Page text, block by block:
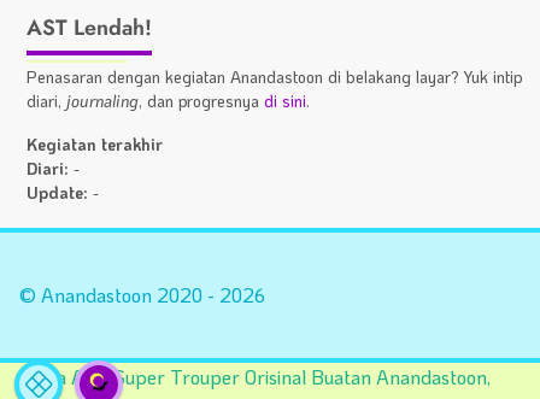
AST Lendah!
Penasaran dengan kegiatan Anandastoon di belakang layar? Yuk intip
diari, journaling, dan progresnyadi sini.
Kegiatan terakhir
Diari:-
Update:-
Statistik
© Anandastoon 2020 - 2026
Tema AST Super Trouper Orisinal Buatan Anandastoon,